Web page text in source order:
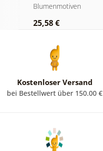
Blumenmotiven
25,58 €
Kostenloser Versand
bei Bestellwert über 150.00 €